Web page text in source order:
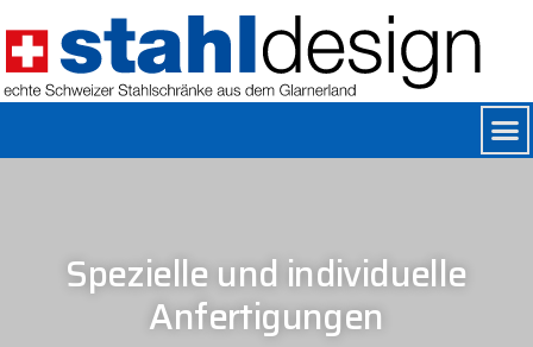
Spezielle und individuelle
Anfertigungen